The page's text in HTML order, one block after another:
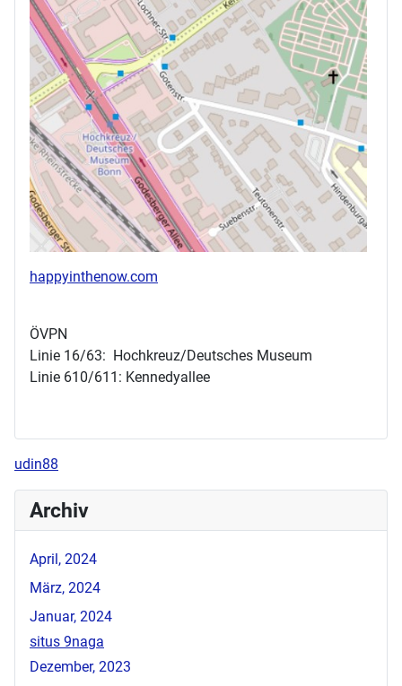
happyinthenow.com
ÖVPN
Linie 16/63: Hochkreuz/Deutsches Museum
Linie 610/611: Kennedyallee
udin88
Archiv
April, 2024
März, 2024
Januar, 2024
situs 9naga
Dezember, 2023